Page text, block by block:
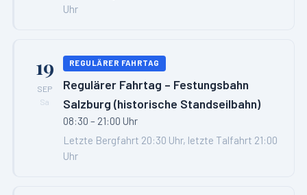
Uhr
19
SEP
Sa
REGULÄRER FAHRTAG
Regulärer Fahrtag – Festungsbahn
Salzburg (historische Standseilbahn)
08:30 – 21:00 Uhr
Letzte Bergfahrt 20:30 Uhr, letzte Talfahrt 21:00
Uhr